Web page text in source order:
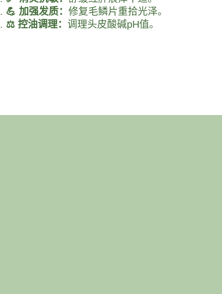
💪 加强发质： 修复毛鳞片重拾光泽。
⚖️ 控油调理： 调理头皮酸碱pH值。